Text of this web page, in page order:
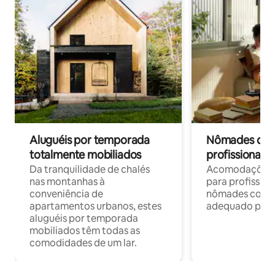
Aluguéis por temporada
totalmente mobiliados
Da tranquilidade de chalés
nas montanhas à
conveniência de
apartamentos urbanos, estes
aluguéis por temporada
mobiliados têm todas as
comodidades de um lar.
Nômades
profissionais
para
nômades com
adequado